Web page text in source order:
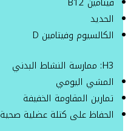
الحديد
الكالسيوم وفيتامين D
H3: ممارسة النشاط البدني
المشي اليومي
تمارين المقاومة الخفيفة
الحفاظ على كتلة عضلية صحية